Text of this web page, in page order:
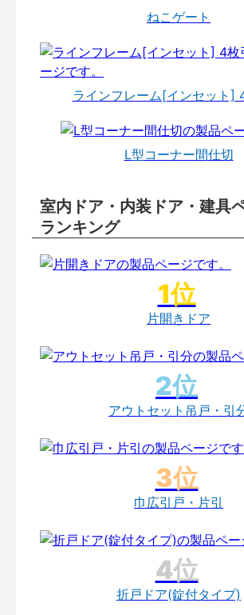
ねこゲート
ラインフレーム[インセット]
L型コーナー間仕切
室内ドア・内装ドア・建具
ランキング
片開きドア
アウトセット吊戸・引
巾広引戸・片引
折戸ドア(錠付タイプ)